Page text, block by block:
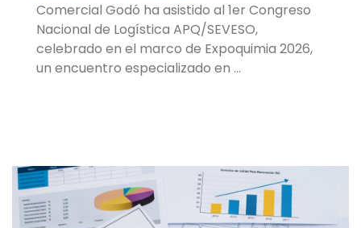
Comercial Godó ha asistido al 1er Congreso
Nacional de Logística APQ/SEVESO,
celebrado en el marco de Expoquimia 2026,
un encuentro especializado en …